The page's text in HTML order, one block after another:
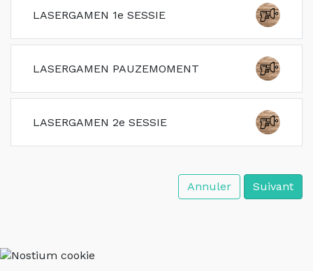
LASERGAMEN 1e SESSIE
LASERGAMEN PAUZEMOMENT
LASERGAMEN 2e SESSIE
Annuler Suivant